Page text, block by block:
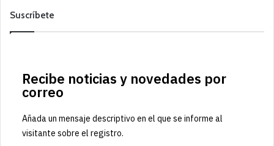
Suscríbete
Recibe noticias y novedades por
correo
Añada un mensaje descriptivo en el que se informe al
visitante sobre el registro.